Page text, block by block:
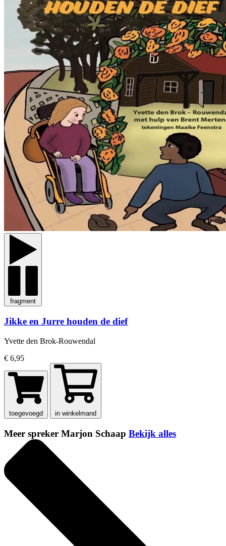
fragment
Jikke en Jurre houden de dief
Yvette den Brok-Rouwendal
€ 6,95
toegevoegd in winkelmand
Meer spreker Marjon Schaap Bekijk alles